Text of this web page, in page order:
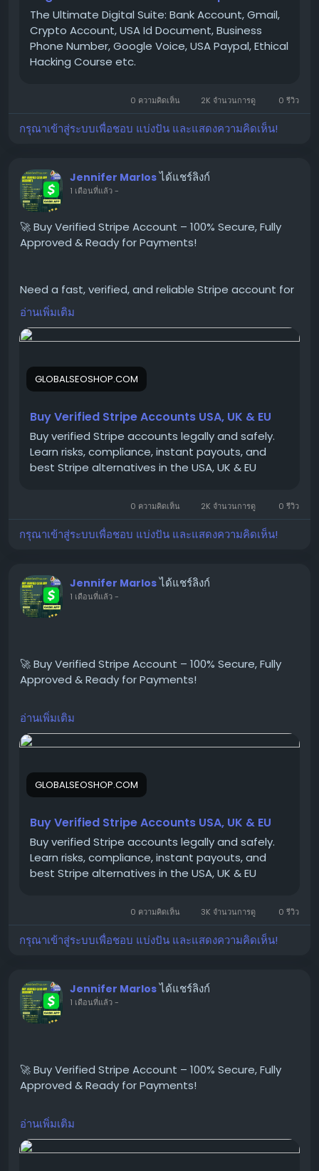
👉 Order Now:
https://globalseoshop.com/product/buy-verified-
#BuyStripeAccounts
#BuyVerifiedStripe
#GlobalSEOShop
#StripeAccountSeller
#StripeVerifiedLogin
#StripeBusinessAccounts
#Stripe2025
#MerchantAccount
#PaymentGateway
#StripeSolutions
The Ultimate Digital Suite: Bank Account, Gmail,
Crypto Account, USA Id Document, Business
Phone Number, Google Voice, USA Paypal, Ethical
Hacking Course etc.
0 ความคิดเห็น 2K จำนวนการดู 0 รีวิว
กรุณาเข้าสู่ระบบเพื่อชอบ แบ่งปัน และแสดงความคิดเห็น!
Jennifer Marlos ได้แชร์ลิงก์
1 เดือนที่แล้ว-
🚀 Buy Verified Stripe Account – 100% Secure, Fully
Approved & Ready for Payments!
Need a fast, verified, and reliable Stripe account for
your online business?
We offer Buy Verified Stripe Accounts that are fully
activated, secure, and perfect for global payments,
https://globalseoshop.com/product/buy-verified-
stripe-accounts
📩 Need more info? Contact us anytime:
📱 WhatsApp: +1 864 708 8783
#BuyStripeAccounts
#BuyVerifiedStripe
#GlobalSEOShop
#StripeVerifiedLogin
#Stripe2025
อ่านเพิ่มเติม
GLOBALSEOSHOP.COM
Buy Verified Stripe Accounts USA, UK & EU
Buy verified Stripe accounts legally and safely.
Learn risks, compliance, instant payouts, and
best Stripe alternatives in the USA, UK & EU
0 ความคิดเห็น 2K จำนวนการดู 0 รีวิว
กรุณาเข้าสู่ระบบเพื่อชอบ แบ่งปัน และแสดงความคิดเห็น!
Jennifer Marlos ได้แชร์ลิงก์
1 เดือนที่แล้ว-
🚀 Buy Verified Stripe Account – 100% Secure, Fully
Approved & Ready for Payments!
Need a fast, verified, and reliable Stripe account for
your online business?
activated, secure, and perfect for global payments,
eCommerce,
👉 Order Now:
https://globalseoshop.com/product/buy-verified-
stripe-accounts
📩 Need more info? Contact us anytime:
📧 Email:Globalseoshop@gmail.com
💬 Skype: GlobalSeoShop
📨 Telegram: @GlobalSeoShop
#VerifiedStripeAccounts
#StripeAccountsForSale
#GlobalSEOShop
#StripeVerifiedLogin
อ่านเพิ่มเติม
GLOBALSEOSHOP.COM
Buy Verified Stripe Accounts USA, UK & EU
Buy verified Stripe accounts legally and safely.
Learn risks, compliance, instant payouts, and
best Stripe alternatives in the USA, UK & EU
0 ความคิดเห็น 3K จำนวนการดู 0 รีวิว
กรุณาเข้าสู่ระบบเพื่อชอบ แบ่งปัน และแสดงความคิดเห็น!
Jennifer Marlos ได้แชร์ลิงก์
1 เดือนที่แล้ว-
🚀 Buy Verified Stripe Account – 100% Secure, Fully
Approved & Ready for Payments!
Need a fast, verified, and reliable Stripe account for
your online business?
อ่านเพิ่มเติม